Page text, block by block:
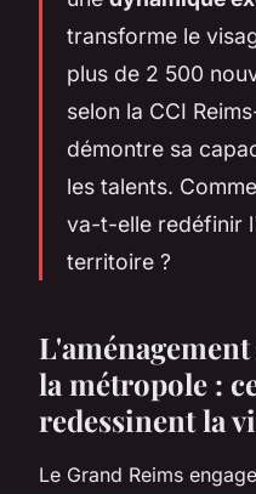
transforme le
plus de 2 500
selon la CCI
démontre sa
les talents.
va-t-elle redéfinir
territoire ?
la métropole :
redessinent la
Le Grand Reims